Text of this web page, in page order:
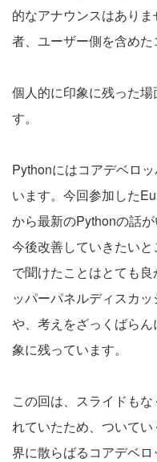
的なアナウンスはあり
者、ユーザー側を含めた
個人的に印象に残った
す。
Pythonにはコアデベロ
います。今回参加した
から最新のPythonの話が
今後改善していきたい
で聞けたことはとても
ッパーパネルディスカ
や、考えをざっくばら
象に残っています。
この回は、スライドも
れていたため、ついて
界に散らばるコアデベ